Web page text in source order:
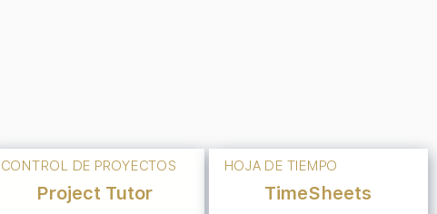
CONTROL DE PROYECTOS
Project Tutor
HOJA DE TIEMPO
TimeSheets